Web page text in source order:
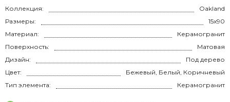
Коллекция:
Oakland
Размеры:
15x90
Материал:
Керамогранит
Поверхность:
Матовая
Дизайн:
Под дерево
Цвет:
Бежевый, Белый, Коричневый
Тип элемента:
Керамогранит